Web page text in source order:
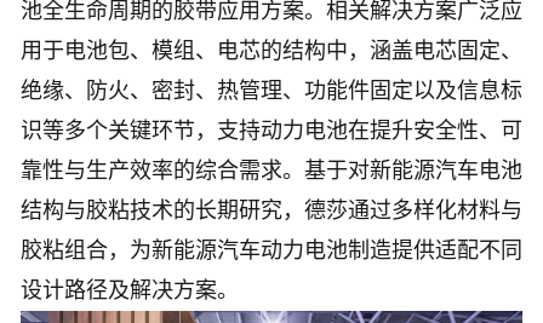
池全生命周期的胶带应用方案。相关解决方案广泛应
用于电池包、模组、电芯的结构中，涵盖电芯固定、
绝缘、防火、密封、热管理、功能件固定以及信息标
识等多个关键环节，支持动力电池在提升安全性、可
靠性与生产效率的综合需求。基于对新能源汽车电池
结构与胶粘技术的长期研究，德莎通过多样化材料与
胶粘组合，为新能源汽车动力电池制造提供适配不同
设计路径及解决方案。